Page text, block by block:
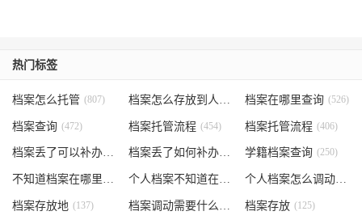
热门标签
档案怎么托管 (807) (535)
档案在哪里查询 (526)
档案查询 (472) 档案托管流程 (454) 档案托管流程 (406)
档案丢了可以补办吗 (371) 档案丢了如何补办 学籍档案查询 (250)
不知道档案在哪里 个人档案不知道在哪儿 (191) 个人档案怎么调动
档案存放地 (137) 档案调动需要什么手续 (130)
档案存放 (125)